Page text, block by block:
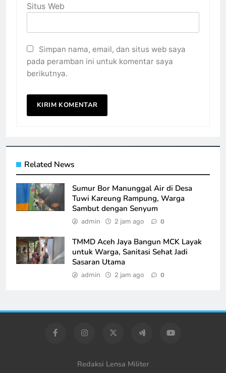
Situs Web
Simpan nama, email, dan situs web saya
pada peramban ini untuk komentar saya
berikutnya.
Related News
Sumur Bor Manunggal Air di Desa
Tuwi Kareung Rampung, Warga
Sambut dengan Senyum
admin 2 jam ago 0
TMMD Aceh Jaya Bangun MCK Layak
untuk Warga, Sanitasi Sehat Jadi
Sasaran Utama
admin 2 jam ago 0
Redaksi Lensa Militer